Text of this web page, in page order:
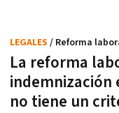
La reforma
indemnización
no tiene un
LEGALES / Reforma